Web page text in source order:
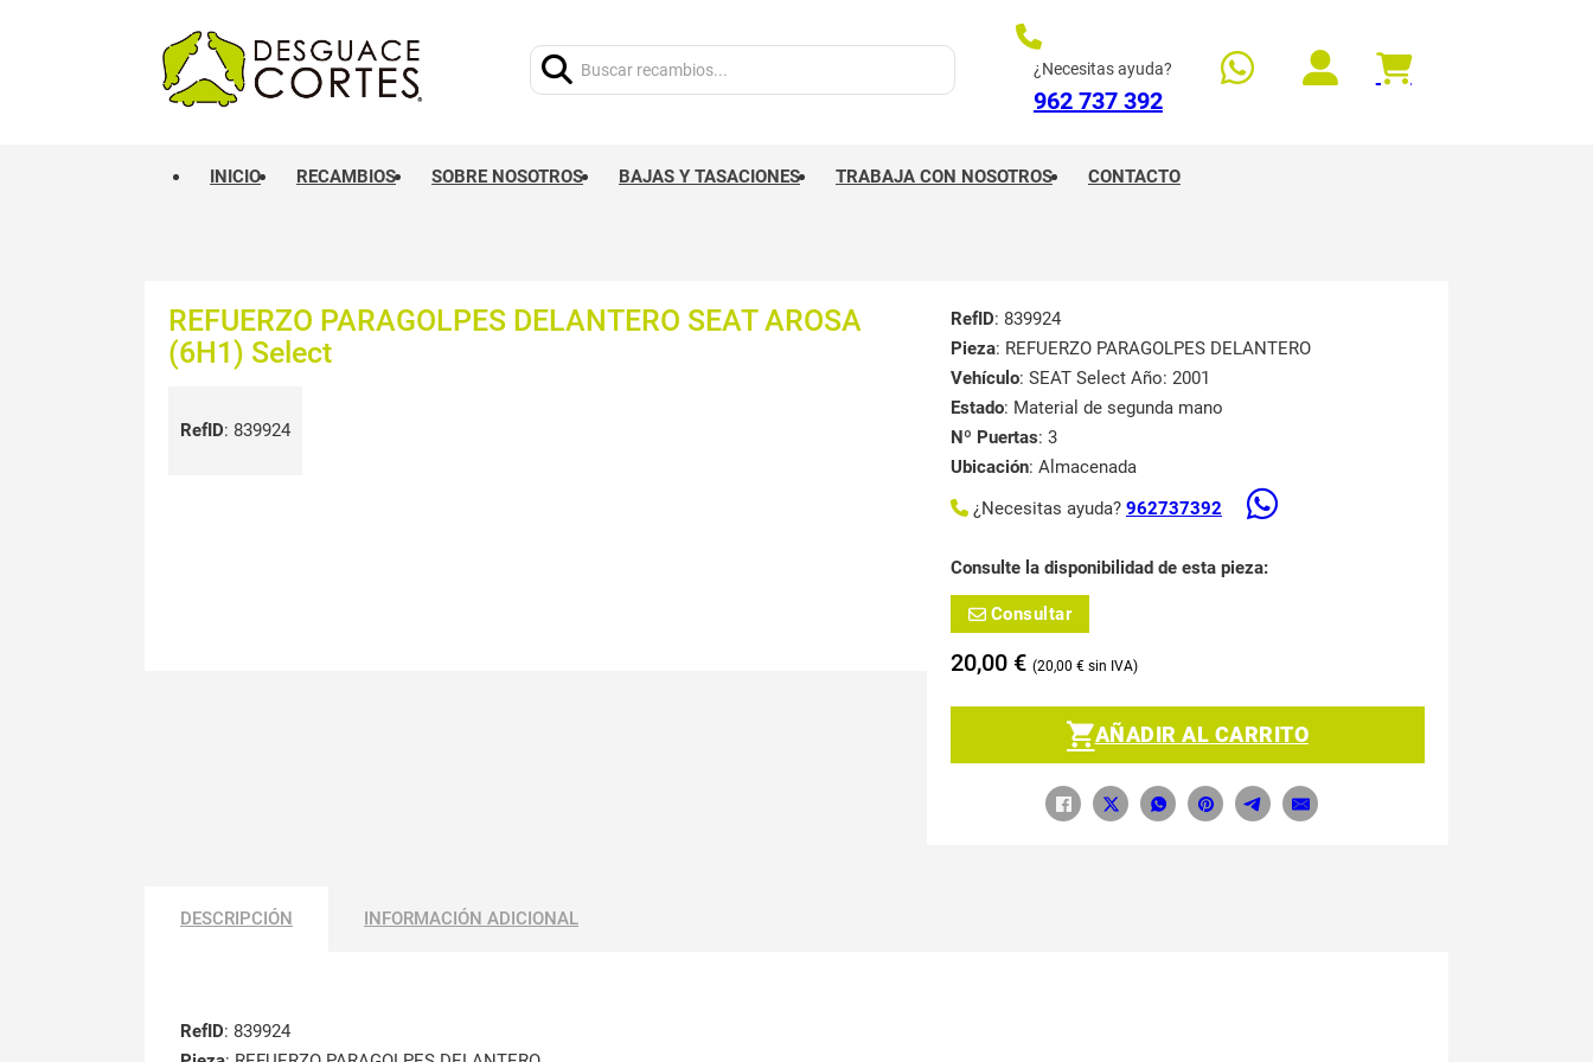
¿Necesitas ayuda?
962 737 392
INICIO RECAMBIOS SOBRE NOSOTROS BAJAS Y TASACIONES TRABAJA CON NOSOTROS CONTACTO
REFUERZO PARAGOLPES DELANTERO SEAT AROSA
(6H1) Select
RefID: 839924
RefID: 839924
Pieza: REFUERZO PARAGOLPES DELANTERO
Vehículo: SEAT Select Año: 2001
Estado: Material de segunda mano
Nº Puertas: 3
Ubicación: Almacenada
¿Necesitas ayuda? 962737392
Consulte la disponibilidad de esta pieza:
Consultar
20,00 € 20,00 €
AÑADIR AL CARRITO
DESCRIPCIÓN INFORMACIÓN ADICIONAL
RefID: 839924